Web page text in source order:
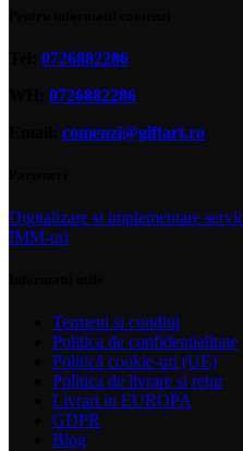
0726882286
0726882286
comenzi@giftart.ro
Digitalizare si implementare
IMM-uri
Termeni si conditii
Politica de confidentialitate
Politică cookie-uri (UE)
Politica de livrare si retur
Livrari in EUROPA
GDPR
Blog